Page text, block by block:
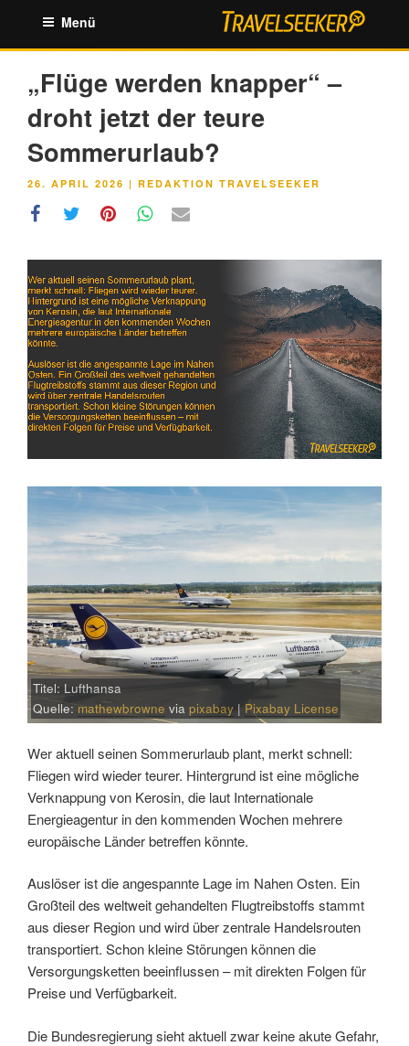
springen
Menü
„Flüge werden knapper“ –
droht jetzt der teure
Sommerurlaub?
VERÖFFENTLICHT
26. APRIL 2026 | REDAKTION TRAVELSEEKER
Link Embed
Titel: Lufthansa
Quelle: mathewbrowne viapixabay | Pixabay License
Wer aktuell seinen Sommerurlaub plant, merkt schnell:
Fliegen wird wieder teurer. Hintergrund ist eine mögliche
Verknappung von Kerosin, die laut Internationale
Energieagentur in den kommenden Wochen mehrere
europäische Länder betreffen könnte.
Auslöser ist die angespannte Lage im Nahen Osten. Ein
Großteil des weltweit gehandelten Flugtreibstoffs stammt
aus dieser Region und wird über zentrale Handelsrouten
transportiert. Schon kleine Störungen können die
Versorgungsketten beeinflussen – mit direkten Folgen für
Preise und Verfügbarkeit.
Die Bundesregierung sieht aktuell zwar keine akute Gefahr,